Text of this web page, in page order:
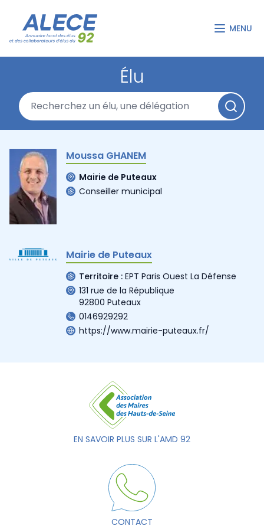
MENU
Élu
Moussa GHANEM
Mairie de Puteaux
Conseiller municipal
Mairie de Puteaux
Territoire : EPT Paris Ouest La Défense
131 rue de la République
92800 Puteaux
0146929292
https://www.mairie-puteaux.fr/
EN SAVOIR PLUS SUR L'AMD 92
CONTACT